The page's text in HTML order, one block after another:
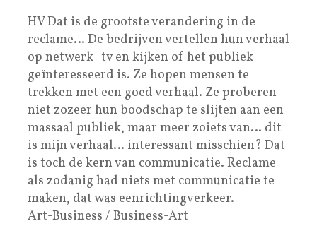
HV Dat is de grootste verandering in de
reclame… De bedrijven vertellen hun verhaal
op netwerk- tv en kijken of het publiek
geïnteresseerd is. Ze hopen mensen te
trekken met een goed verhaal. Ze proberen
niet zozeer hun boodschap te slijten aan een
massaal publiek, maar meer zoiets van… dit
is mijn verhaal… interessant misschien? Dat
is toch de kern van communicatie. Reclame
als zodanig had niets met communicatie te
maken, dat was eenrichtingverkeer.
Art-Business / Business-Art